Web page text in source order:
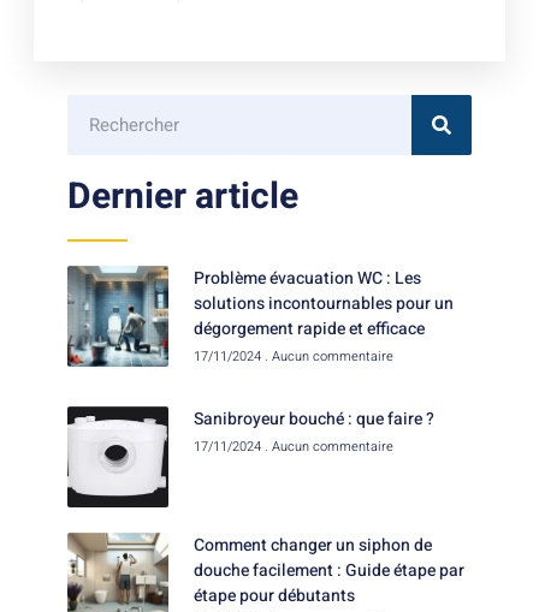
Dernier article
Problème évacuation WC : Les
solutions incontournables pour un
dégorgement rapide et efficace
17/11/2024 Aucun commentaire
Sanibroyeur bouché : que faire ?
17/11/2024 Aucun commentaire
Comment changer un siphon de
douche facilement : Guide étape par
étape pour débutants